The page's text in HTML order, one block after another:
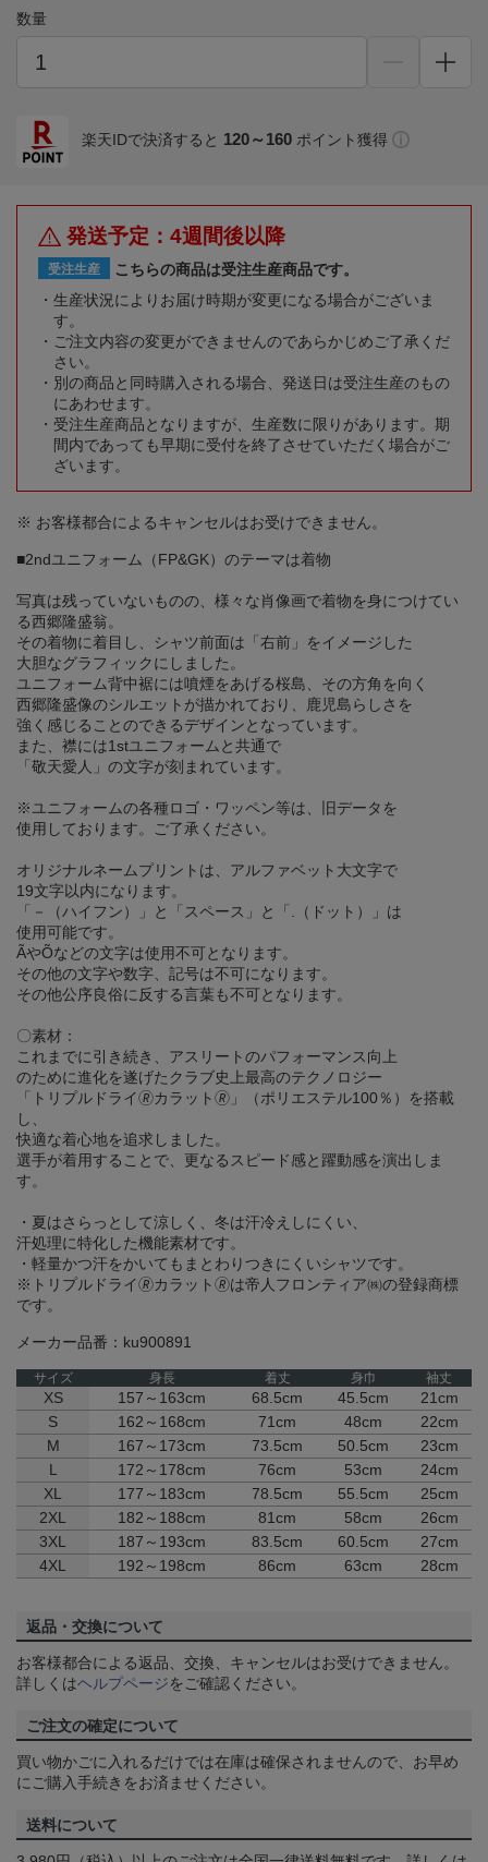
数量
楽天IDで決済すると 120～160 ポイント獲得
発送予定：4週間後以降
受注生産
こちらの商品は受注生産商品です。
生産状況によりお届け時期が変更になる場合がございま
す。
ご注文内容の変更ができませんのであらかじめご了承くだ
さい。
別の商品と同時購入される場合、発送日は受注生産のもの
にあわせます。
受注生産商品となりますが、生産数に限りがあります。期
間内であっても早期に受付を終了させていただく場合がご
ざいます。
※ お客様都合によるキャンセルはお受けできません。
■2ndユニフォーム（FP&GK）のテーマは着物
写真は残っていないものの、様々な肖像画で着物を身につけてい
る西郷隆盛翁。
その着物に着目し、シャツ前面は「右前」をイメージした
大胆なグラフィックにしました。
ユニフォーム背中裾には噴煙をあげる桜島、その方角を向く
西郷隆盛像のシルエットが描かれており、鹿児島らしさを
強く感じることのできるデザインとなっています。
また、襟には1stユニフォームと共通で
「敬天愛人」の文字が刻まれています。
※ユニフォームの各種ロゴ・ワッペン等は、旧データを
使用しております。ご了承ください。
オリジナルネームプリントは、アルファベット大文字で
19文字以内になります。
「－（ハイフン）」と「スペース」と「.（ドット）」は
使用可能です。
ÃやÕなどの文字は使用不可となります。
その他の文字や数字、記号は不可になります。
その他公序良俗に反する言葉も不可となります。
〇素材：
これまでに引き続き、アスリートのパフォーマンス向上
のために進化を遂げたクラブ史上最高のテクノロジー
「トリプルドライ🄬カラット🄬」（ポリエステル100％）を搭載
し、
快適な着心地を追求しました。
選手が着用することで、更なるスピード感と躍動感を演出しま
す。
・夏はさらっとして涼しく、冬は汗冷えしにくい、
汗処理に特化した機能素材です。
・軽量かつ汗をかいてもまとわりつきにくいシャツです。
※トリプルドライ🄬カラット🄬は帝人フロンティア㈱の登録商標
です。
メーカー品番：ku900891
サイズ 身長 着丈 身巾 袖丈
XS 157～163cm 68.5cm 45.5cm
21cm
S
162～168cm 71cm 48cm
22cm
M
167～173cm 73.5cm 50.5cm
23cm
L
172～178cm 76cm 53cm
24cm
XL
177～183cm 78.5cm 55.5cm
25cm
2XL
182～188cm 81cm 58cm
26cm
3XL
187～193cm 83.5cm 60.5cm
27cm
4XL
192～198cm 86cm 63cm 28cm
返品・交換について
お客様都合による返品、交換、キャンセルはお受けできません。
詳しくはヘルプページをご確認ください。
ご注文の確定について
買い物かごに入れるだけでは在庫は確保されませんので、お早め
にご購入手続きをお済ませください。
送料について